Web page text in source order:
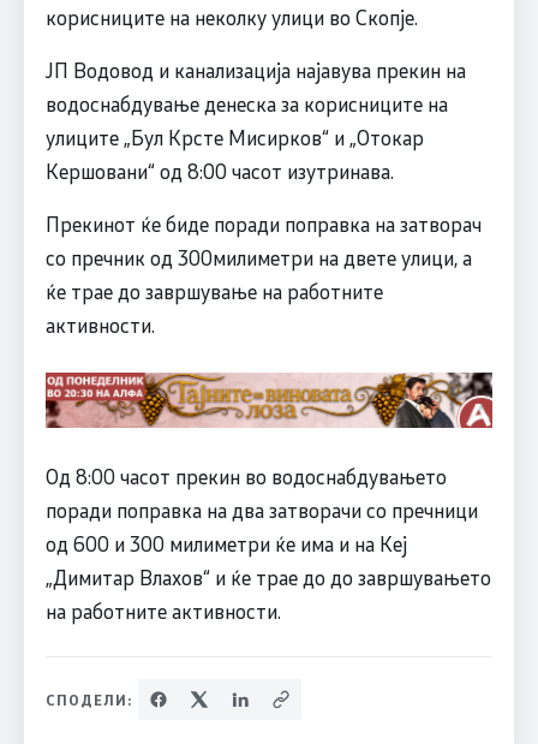
корисниците на неколку улици во Скопје.
ЈП Водовод и канализација најавува прекин на
водоснабдување денеска за корисниците на
улиците „Бул Крсте Мисирков“ и „Отокар
Кершовани“ од 8:00 часот изутринава.
Прекинот ќе биде поради поправка на затворач
со пречник од 300милиметри на двете улици, а
ќе трае до завршување на работните
активности.
Од 8:00 часот прекин во водоснабдувањето
поради поправка на два затворачи со пречници
од 600 и 300 милиметри ќе има и на Кеј
„Димитар Влахов“ и ќе трае до до завршувањето
на работните активности.
СПОДЕЛИ: